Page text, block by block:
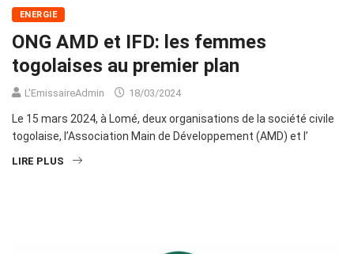
ENERGIE
ONG AMD et IFD: les femmes
togolaises au premier plan
L'EmissaireAdmin 18/03/2024
Le 15 mars 2024, à Lomé, deux organisations de la société civile
togolaise, l’Association Main de Développement (AMD) et l’
LIRE PLUS